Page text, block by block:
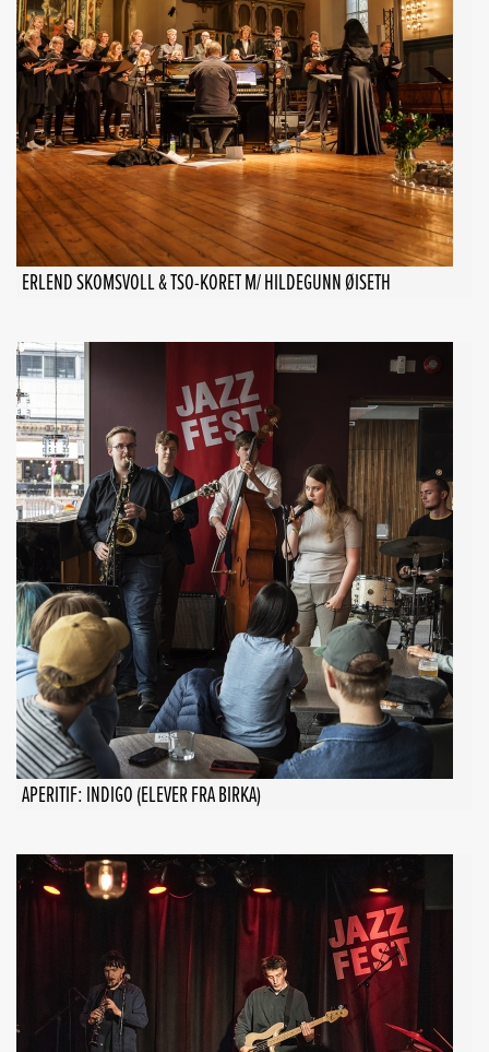
ERLEND SKOMSVOLL & TSO-KORET M/ HILDEGUNN ØISETH
APERITIF: INDIGO (ELEVER FRA BIRKA)